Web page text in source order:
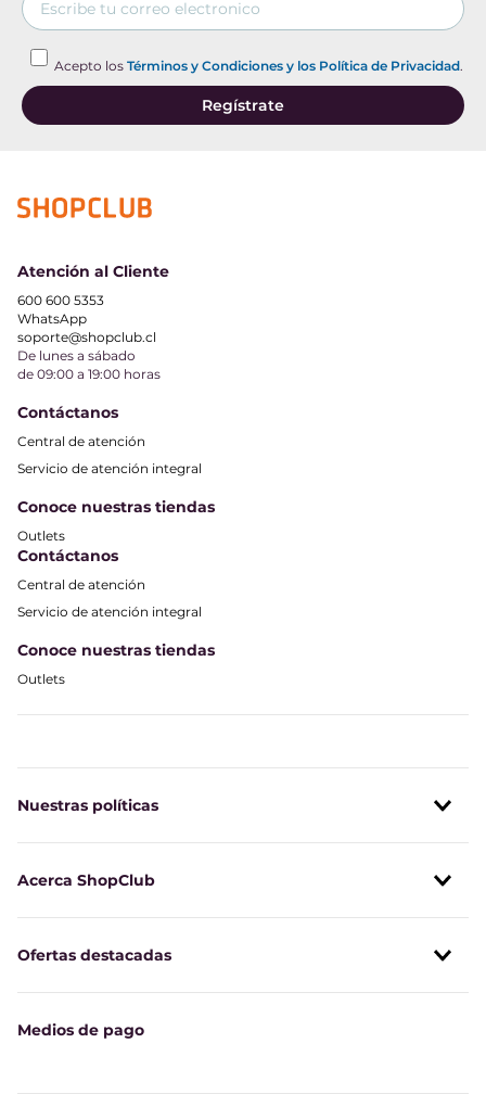
Acepto los Términos y Condiciones y los Política de Privacidad.
Regístrate
Atención al Cliente
600 600 5353
WhatsApp
soporte@shopclub.cl
De lunes a sábado
de 09:00 a 19:00 horas
Contáctanos
Central de atención
Servicio de atención integral
Conoce nuestras tiendas
Outlets
Contáctanos
Central de atención
Servicio de atención integral
Conoce nuestras tiendas
Outlets
Nuestras políticas
Acerca ShopClub
Ofertas destacadas
Medios de pago